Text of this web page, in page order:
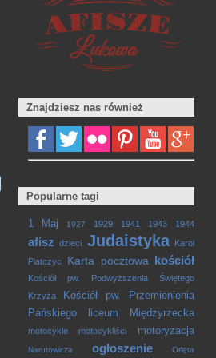
Znajdziesz nas również
Popularne tagi
1 Maj 1927 1929 1941 1943 1944
afisz dzieci Judaistyka
Karol
Piatczyc
Karta pocztowa kościół
Kościół pw. Podwyższenia Świętego
Krzyża
Kościół pw. Przemienienia
Pańskiego
liceum Międzyrzecka
motocykle motocykliści motoryzacja
Narutowicza ogłoszenie Orlęta